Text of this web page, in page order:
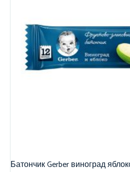
Батончик Gerber виноград